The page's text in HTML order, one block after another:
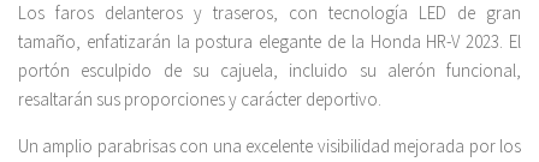
Los faros delanteros y traseros, con tecnología LED de gran
tamaño, enfatizarán la postura elegante de la Honda HR-V 2023. El
portón esculpido de su cajuela, incluido su alerón funcional,
resaltarán sus proporciones y carácter deportivo.
Un amplio parabrisas con una excelente visibilidad mejorada por los